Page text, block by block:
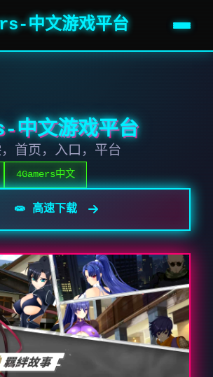
中文游戏平台
中文游戏平台
首页，入口，平台
4Gamers中文
🧫 高速下载